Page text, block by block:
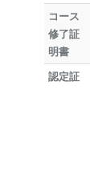
コース
修了証
明書
認定証